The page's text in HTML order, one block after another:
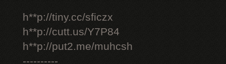
h**p://tiny.cc/sficzx
h**p://cutt.us/Y7P84
h**p://put2.me/muhcsh
----------